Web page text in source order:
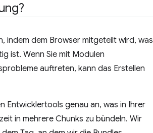
indem dem Browser mitgeteilt wird, was
ist. Wenn Sie mit Modulen
auftreten, kann das Erstellen
Entwicklertools genau an, was in Ihrer
in mehrere Chunks zu bündeln. Wir